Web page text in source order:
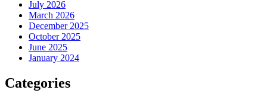
July 2026
March 2026
December 2025
October 2025
June 2025
January 2024
Categories